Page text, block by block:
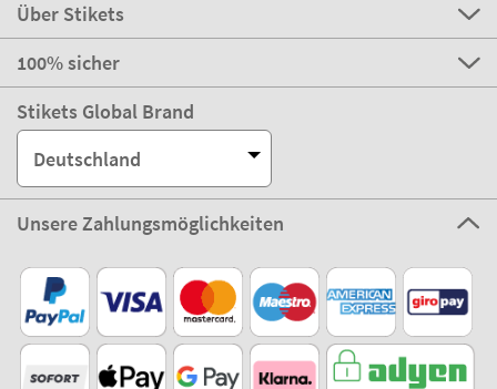
Über Stikets
100% sicher
Stikets Global Brand
Deutschland
Unsere Zahlungsmöglichkeiten